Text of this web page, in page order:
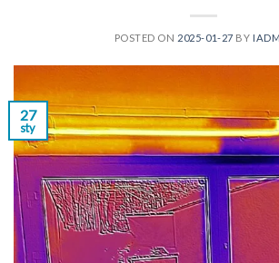
POSTED ON 2025-01-27 BY
27
sty